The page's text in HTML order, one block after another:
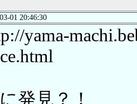
01 20:46:30
yama-
発見？！